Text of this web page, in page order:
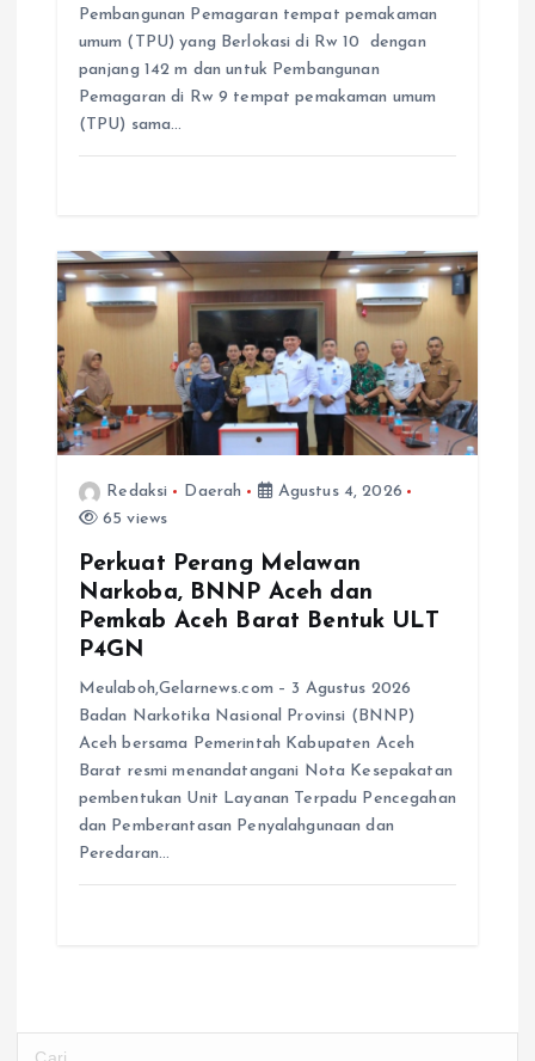
Pembangunan Pemagaran tempat pemakaman
umum (TPU) yang Berlokasi di Rw 10 dengan
panjang 142 m dan untuk Pembangunan
Pemagaran di Rw 9 tempat pemakaman umum
(TPU) sama…
Redaksi Daerah
Agustus 4, 2026
65 views
Perkuat Perang Melawan
Narkoba, BNNP Aceh dan
Pemkab Aceh Barat Bentuk ULT
P4GN
Meulaboh,Gelarnews.com – 3 Agustus 2026
Badan Narkotika Nasional Provinsi (BNNP)
Aceh bersama Pemerintah Kabupaten Aceh
Barat resmi menandatangani Nota Kesepakatan
pembentukan Unit Layanan Terpadu Pencegahan
dan Pemberantasan Penyalahgunaan dan
Peredaran…